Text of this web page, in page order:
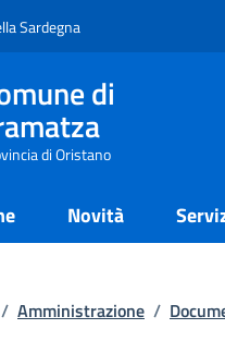
Sardegna
di
di Oristano
Novità
/ Amministrazione /